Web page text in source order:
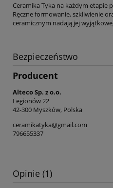
Ceramika Tyka na każdym etapie
Ręczne formowanie, szkliwienie
ceramicznym nadają jej
Bezpieczeństwo
Producent
Alteco Sp. z o.o.
Legionów 22
42-300 Myszków, Polska
ceramikatyka@gmail.com
796655337
Opinie (1)